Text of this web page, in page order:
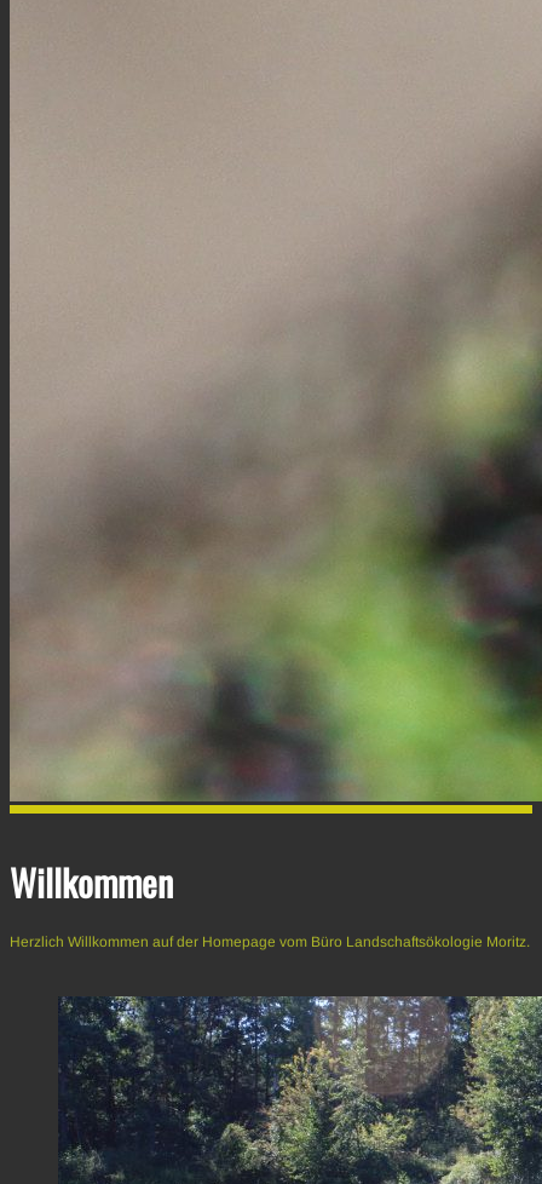
Willkommen
Herzlich Willkommen auf der Homepage vom Büro Landschaftsökologie Moritz.